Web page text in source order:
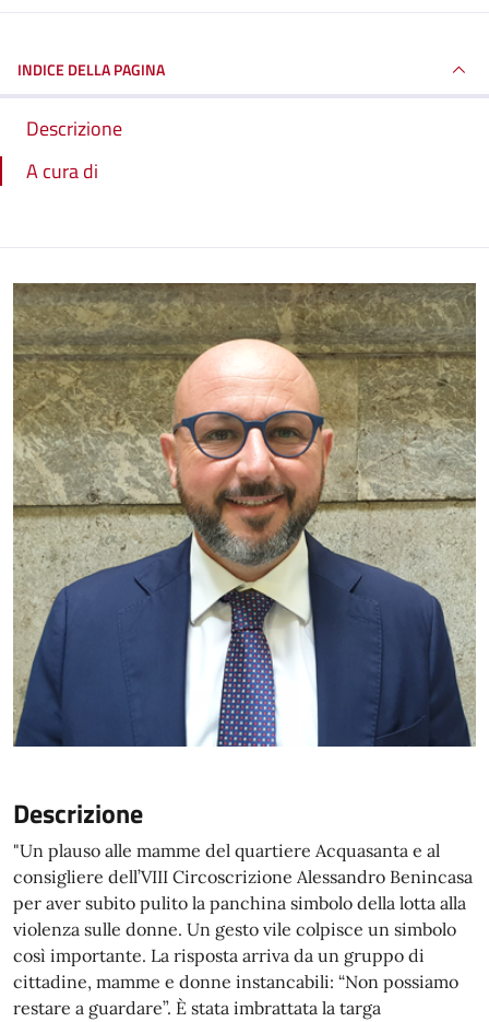
INDICE DELLA PAGINA
Descrizione
A cura di
Descrizione
"Un plauso alle mamme del quartiere Acquasanta e al
consigliere dell’VIII Circoscrizione Alessandro Benincasa
per aver subito pulito la panchina simbolo della lotta alla
violenza sulle donne. Un gesto vile colpisce un simbolo
così importante. La risposta arriva da un gruppo di
cittadine, mamme e donne instancabili: “Non possiamo
restare a guardare”. È stata imbrattata la targa